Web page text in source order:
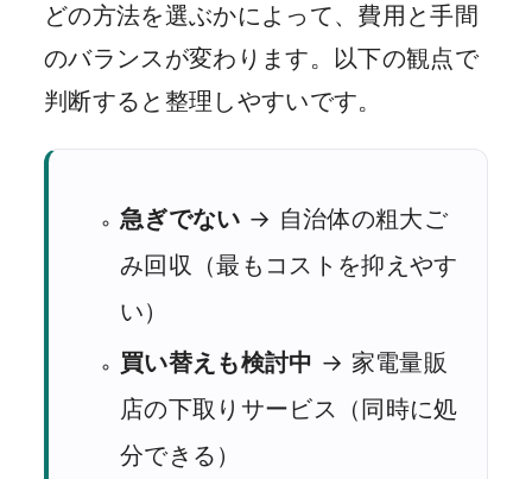
どの方法を選ぶかによって、費用と手間
のバランスが変わります。以下の観点で
判断すると整理しやすいです。
急ぎでない → 自治体の粗大ご
み回収（最もコストを抑えやす
い）
買い替えも検討中 → 家電量販
店の下取りサービス（同時に処
分できる）